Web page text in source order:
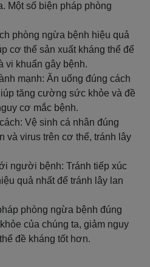
Một số biện pháp phòng
phòng ngừa bệnh hiệu quả
cơ thể sản xuất kháng thể để
vi khuẩn gây bệnh.
mạnh: Ăn uống đúng cách
tăng cường sức khỏe và đề
cơ mắc bệnh.
Vệ sinh cá nhân đúng
và virus trên cơ thể, tránh lây
người bệnh: Tránh tiếp xúc
quả nhất để tránh lây lan
phòng ngừa bệnh đúng
của chúng ta, giảm nguy
đề kháng tốt hơn.